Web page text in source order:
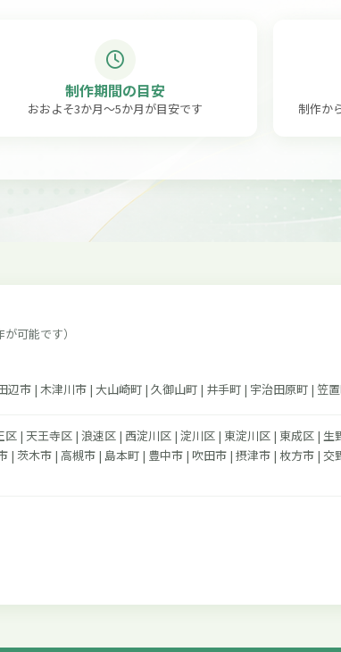
制作期間の目安
おおよそ3か月〜5か月が目安です 制作か
可能です）
市 | 木津川市 | 大山崎町 | 久御山町 | 井手町 | 宇治田原町 | 笠
| 天王寺区 | 浪速区 | 西淀川区 | 淀川区 | 東淀川区 | 東成区 |
| 茨木市 | 高槻市 | 島本町 | 豊中市 | 吹田市 | 摂津市 | 枚方市 |